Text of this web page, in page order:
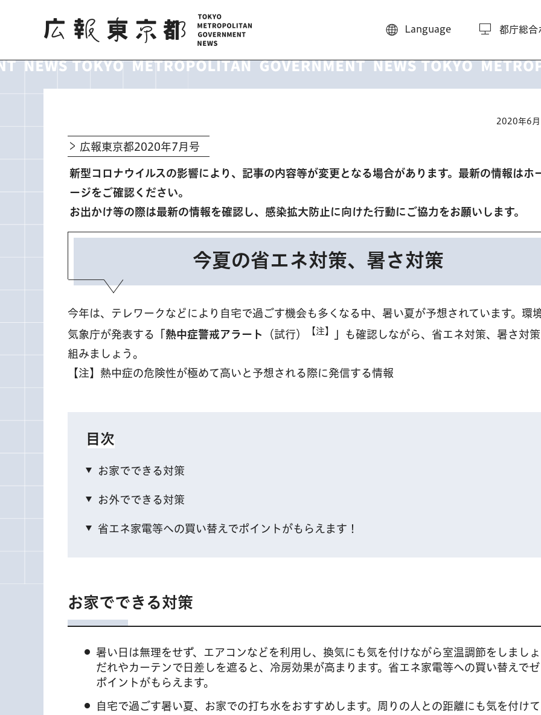
広報東京都
Language 都庁総合
2020年6
広報東京都2020年7月号
新型コロナウイルスの影響により、記事の内容等が変更となる場合があります。最新の情報はホ
ージをご確認ください。
お出かけ等の際は最新の情報を確認し、感染拡大防止に向けた行動にご協力をお願いします。
今夏の省エネ対策、暑さ対策
今年は、テレワークなどにより自宅で過ごす機会も多くなる中、暑い夏が予想されています。環
気象庁が発表する
「熱中症警戒アラート （試行） 【注】
も確認しながら、省エネ対策、暑さ対
組みましょう。
【注】熱中症の危険性が極めて高いと予想される際に発信する情報
目次
お家でできる対策
お外でできる対策
省エネ家電等への買い替えでポイントがもらえます！
お家でできる対策
暑い日は無理をせず、エアコンなどを利用し、換気にも気を付けながら室温調節をしまし
だれやカーテンで日差しを遮ると、冷房効果が高まります。省エネ家電等への買い替えで
ポイントがもらえます。
自宅で過ごす暑い夏、お家での打ち水をおすすめします。周りの人との距離にも気を付け